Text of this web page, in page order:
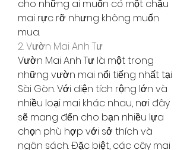
cho những ai muốn có một chậu
mai rực rỡ nhưng không muốn
mua.
2. Vườn Mai Anh Tư
Vườn Mai Anh Tư là một trong
những vườn mai nổi tiếng nhất tại
Sài Gòn. Với diện tích rộng lớn và
nhiều loại mai khác nhau, nơi đây
sẽ mang đến cho bạn nhiều lựa
chọn phù hợp với sở thích và
ngân sách. Đặc biệt, các cây mai